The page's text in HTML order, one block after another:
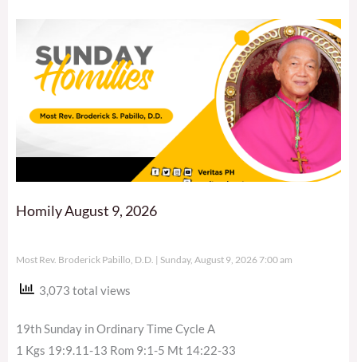
Homily August 9, 2026
Most Rev. Broderick Pabillo, D.D. Sunday, August 9, 2026 7:00 am
3,073 total views
19th Sunday in Ordinary Time Cycle A
1 Kgs 19:9.11-13 Rom 9:1-5 Mt 14:22-33